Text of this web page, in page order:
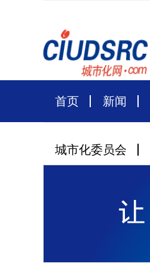
首页 新闻
城市化委员会